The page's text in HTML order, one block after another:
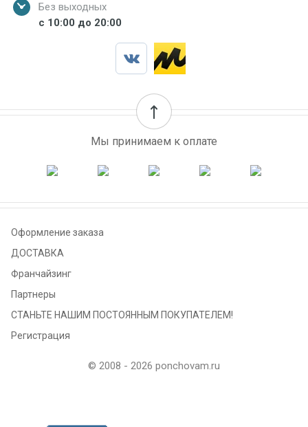
Без выходных
с 10:00 до 20:00
Мы принимаем к оплате
Оформление заказа
ДОСТАВКА
Франчайзинг
Партнеры
СТАНЬТЕ НАШИМ ПОСТОЯННЫМ ПОКУПАТЕЛЕМ!
Регистрация
© 2008 - 2026 ponchovam.ru